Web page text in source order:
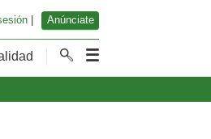
| Anúnciate